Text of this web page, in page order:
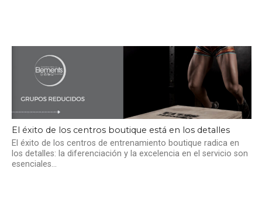
El éxito de los centros boutique está en los detalles
El éxito de los centros de entrenamiento boutique radica en
los detalles: la diferenciación y la excelencia en el servicio son
esenciales...